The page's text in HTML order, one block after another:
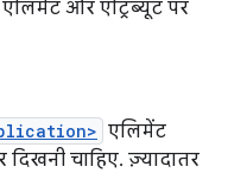
और एट्रिब्यूट पर
एलिमेंट
चाहिए. ज़्यादातर